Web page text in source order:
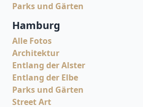
Parks und Gärten
Hamburg
Alle Fotos
Architektur
Entlang der Alster
Entlang der Elbe
Parks und Gärten
Street Art